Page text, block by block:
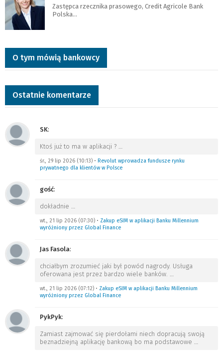
Zastępca rzecznika prasowego, Credit Agricole Bank
Polska…
O tym mówią bankowcy
Ostatnie komentarze
SK:
Ktoś już to ma w aplikacji ? …
śr., 29 lip 2026 (10:13) • Revolut wprowadza fundusze rynku
prywatnego dla klientów w Polsce
gość:
dokładnie …
wt., 21 lip 2026 (07:30) • Zakup eSIM w aplikacji Banku Millennium
wyróżniony przez Global Finance
Jas Fasola:
chciałbym zrozumieć jaki był powód nagrody. Usługa
oferowana jest przez bardzo wiele banków. …
wt., 21 lip 2026 (07:12) • Zakup eSIM w aplikacji Banku Millennium
wyróżniony przez Global Finance
PykPyk:
Zamiast zajmować się pierdołami niech dopracują swoją
beznadziejną aplikację bankową bo ma podstawowe …